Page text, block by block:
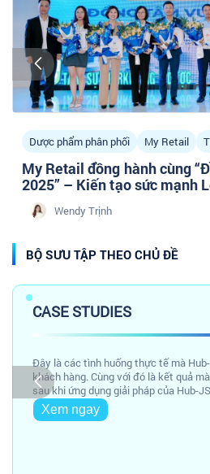
Dược phẩm phân phối My Retail
My Retail đồng hành cùng
2025” – Kiến tạo sức mạnh
doanh nghiệp Dược phân
Tâm sự Marketing Y Dược
Wendy Trịnh
BỘ SƯU TẬP THEO CHỦ ĐỀ
CASE STUDIES
Đây là các tình huống thực tế mà
khách hàng. Cùng với đó là kết quả
sau khi ứng dụng giải pháp của Hub-
Xem ngay